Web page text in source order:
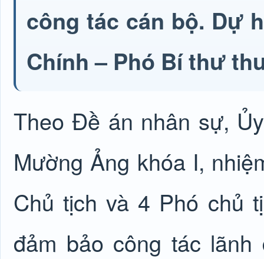
công tác cán bộ. Dự
Chính – Phó Bí thư
Theo Đề án nhân sự,
Mường Ảng khóa I,
Chủ tịch và 4 Phó chủ
đảm bảo công tác